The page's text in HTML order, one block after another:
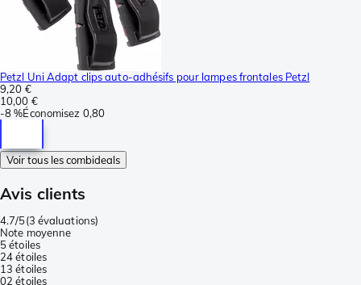
Petzl Uni Adapt clips auto-adhésifs pour lampes frontales Petzl
9,20 €
10,00 €
-8 %Économisez 0,80
Voir tous les combideals
Avis clients
4.7/5(3 évaluations)
Note moyenne
5 étoiles
24 étoiles
13 étoiles
02 étoiles